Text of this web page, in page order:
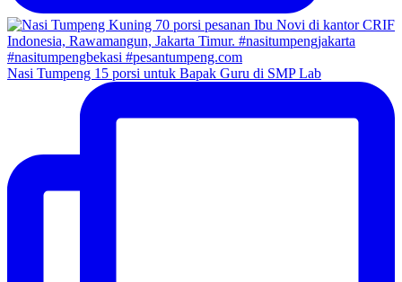
Nasi Tumpeng 15 porsi untuk Bapak Guru di SMP Lab